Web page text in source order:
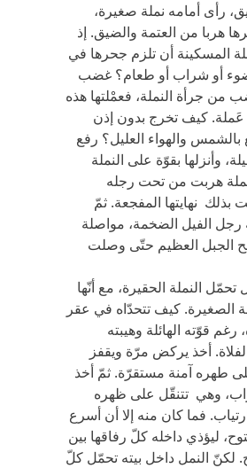
رأى أمامه نملة صغيرة،
هربا من العتمة والضيق. إذ
المسكينة أن تلزم جحرها في
ضوء أو شراب أو طعام؟ غضب
من جرأة النملة، فعمْلتها هذه
كيف تخرج بدون إذن
بالشمس والهواء العليل؟ رفع
وأنزلها بقوّة على النملة
هربت من تحت رجله
نهايتها المفجعة. ثمّ
الفيل الضخمة، مواصلة
الجبل العظيم حتّى وصلت
النملة الحقيرة، مع أنّها
الصغيرة. كيف تتحدّاه في عقر
رغم قوّته الهائلة وهيبته
أخذ يركض مرّة ويقفز
طهره آمنة مستقرّة. ثمّ أخذ
وهي تتنقّل على ظهره
فما كان منه إلا أن أسرع
ليؤذي داخله كلّ رفاقها بين
لكنّ النمل داخل بيته تحمّل كلّ